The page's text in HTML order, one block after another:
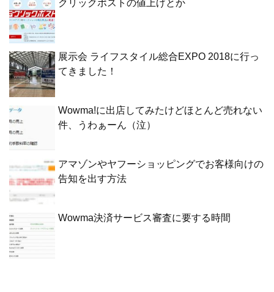
クリックポストの値上げとか
展示会 ライフスタイル総合EXPO 2018に行っ
てきました！
Wowma!に出店してみたけどほとんど売れない
件、うわぁーん（泣）
アマゾンやヤフーショッピングでお客様向けの
告知を出す方法
Wowma決済サービス審査に要する時間